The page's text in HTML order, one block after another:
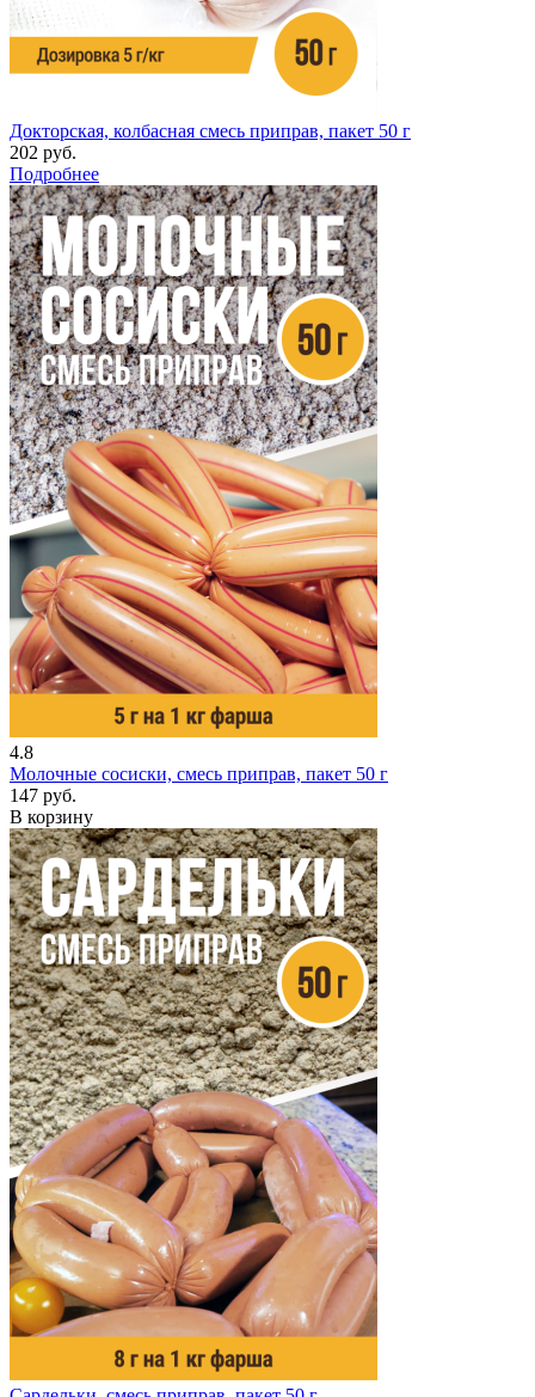
Докторская, колбасная смесь приправ, пакет 50 г
202 руб.
Подробнее
4.8
Молочные сосиски, смесь приправ, пакет 50 г
147 руб.
В корзину